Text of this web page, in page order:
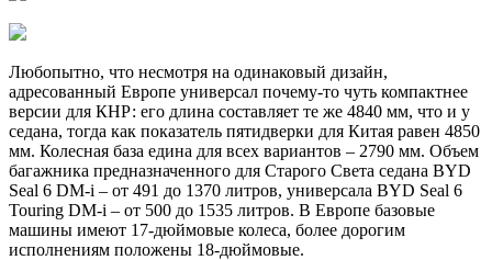
Любопытно, что несмотря на одинаковый дизайн,
адресованный Европе универсал почему-то чуть компактнее
версии для КНР: его длина составляет те же 4840 мм, что и у
седана, тогда как показатель пятидверки для Китая равен 4850
мм. Колесная база едина для всех вариантов – 2790 мм. Объем
багажника предназначенного для Старого Света седана BYD
Seal 6 DM-i – от 491 до 1370 литров, универсала BYD Seal 6
Touring DM-i – от 500 до 1535 литров. В Европе базовые
машины имеют 17-дюймовые колеса, более дорогим
исполнениям положены 18-дюймовые.